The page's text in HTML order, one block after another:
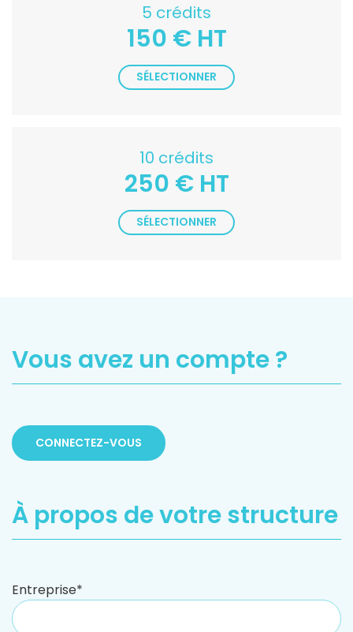
5 crédits
150 € HT
SÉLECTIONNER
10 crédits
250 € HT
SÉLECTIONNER
Vous avez un compte ?
CONNECTEZ-VOUS
À propos de votre structure
Entreprise*